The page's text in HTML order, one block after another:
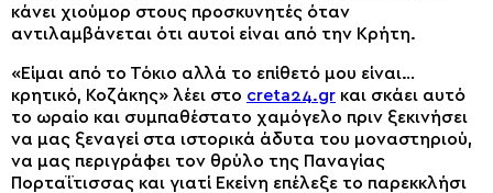
κάνει χιούμορ στους προσκυνητές όταν
αντιλαμβάνεται ότι αυτοί είναι από την Κρήτη.
«Είμαι από το Τόκιο αλλά το επίθετό μου είναι…
κρητικό, Κοζάκης» λέει στο creta24.gr και σκάει αυτό
το ωραίο και συμπαθέστατο χαμόγελο πριν ξεκινήσει
να μας ξεναγεί στα ιστορικά άδυτα του μοναστηριού,
να μας περιγράφει τον θρύλο της Παναγίας
Πορταΐτισσας και γιατί Εκείνη επέλεξε το παρεκκλήσι